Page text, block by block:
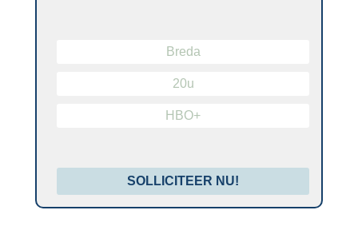
Breda
20u
HBO+
SOLLICITEER NU!